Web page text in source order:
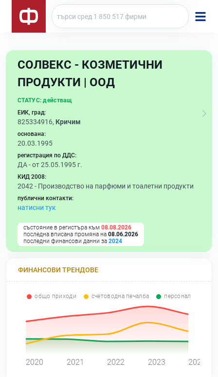
СОЛВЕКС - КОЗМЕТИЧНИ
ПРОДУКТИ | ООД
СТАТУС: действащ
ЕИК, град:
825334916, Кричим
основана:
20.03.1995
регистрация по ДДС:
ДА - от 25.05.1995 г.
КИД 2008:
2042 - Производство на парфюми и тоалетни продукти
публични контакти:
натисни тук
състояние в регистъра към 08.08.2026
последна вписана промяна на 08.06.2026
последни финансови данни за 2024
ФИНАНСОВИ ТРЕНДОВЕ
общо приходи счетоводна печалба персонал
2020 2021 2022 2023 2024